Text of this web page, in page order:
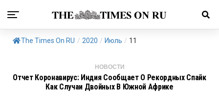
The Times On RU / 2020 / Июль / 11
НОВОСТИ
Отчет Коронавирус: Индия Сообщает О Рекордных Спайк
Как Случаи Двойных В Южной Африке